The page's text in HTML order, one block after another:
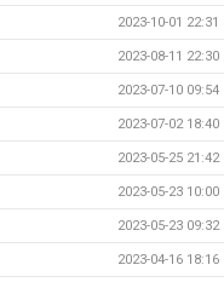
2023-10-01 22:31
2023-08-11 22:30
2023-07-10 09:54
2023-07-02 18:40
2023-05-25 21:42
2023-05-23 10:00
2023-05-23 09:32
2023-04-16 18:16